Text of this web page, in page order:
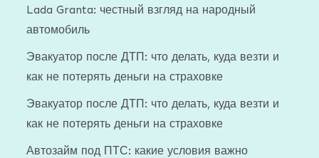
Lada Granta: честный взгляд на народный
автомобиль
Эвакуатор после ДТП: что делать, куда везти и
как не потерять деньги на страховке
Эвакуатор после ДТП: что делать, куда везти и
как не потерять деньги на страховке
Автозайм под ПТС: какие условия важно